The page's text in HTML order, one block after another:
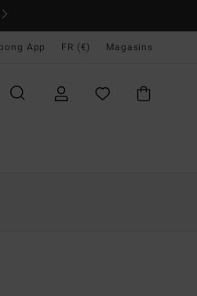
App FR (€) Magasins